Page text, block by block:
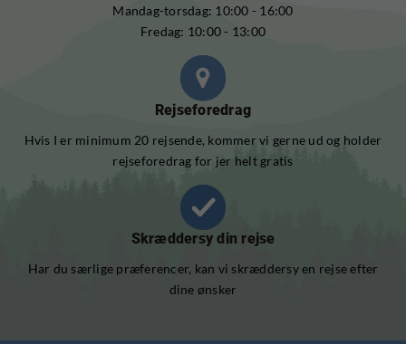
Mandag-torsdag: 10:00 - 16:00
Fredag: 10:00 - 13:00
Rejseforedrag
Hvis I er minimum 20 rejsende, kommer vi gerne ud og holder
rejseforedrag for jer helt gratis
Skræddersy din rejse
Har du særlige præferencer, kan vi skræddersy en rejse efter
dine ønsker